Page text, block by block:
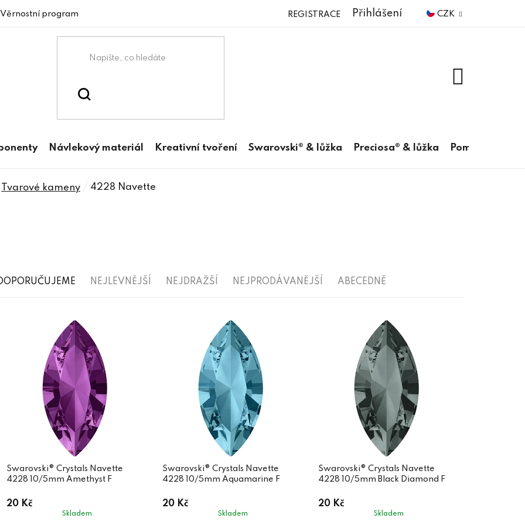
Věrnostní program CZK
Přihlášení
REGISTRACE
Návlekový materiál Kreativní tvoření Swarovski® & lůžka Preciosa® & lůžka Pomůcky
Tvarové kameny 4228 Navette
u
NEJLEVNĚJŠÍ NEJDRAŽŠÍ NEJPRODÁVANĚJŠÍ ABECEDNĚ
d
k
Swarovski® Crystals Navette
4228 10/5mm Amethyst F
20 Kč
Skladem
Swarovski® Crystals Navette
4228 10/5mm Aquamarine F
20 Kč
Skladem
Swarovski® Crystals Navette
4228 10/5mm Black Diamond F
20 Kč
Skladem